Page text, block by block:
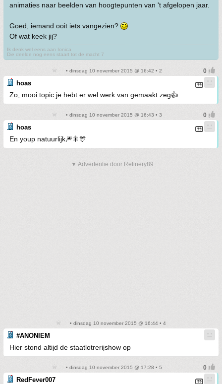
animaties naar beelden van hoogtepunten van 't afgelopen jaar.
Goed, iemand ooit iets vangezien?
Of wat keek jij?
Ik denk wel eens aan Ionica
Die deelde nog eens staart tot de macht 7
• dinsdag 10 november 2015 @ 16:42 • 2
hoas
Zo, mooi topic je hebt er wel werk van gemaakt zeg👍
• dinsdag 10 november 2015 @ 16:43 • 3
hoas
En youp natuurlijk🎆🎇🎊
▼ Advertentie door Refinery89
• dinsdag 10 november 2015 @ 16:44 • 4
#ANONIEM
Hier stond altijd de staatlotrerijshow op
• dinsdag 10 november 2015 @ 17:28 • 5
RedFever007